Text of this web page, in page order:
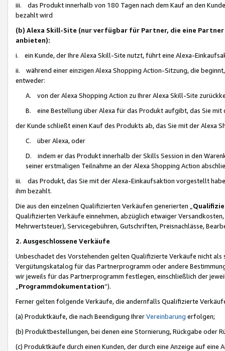
iii. das Produkt innerhalb von 180 Tagen nach dem Kauf an den
bezahlt wird
(b) Alexa Skill-Site (nur verfügbar für Partner, die eine
anbieten):
i. ein Kunde, der Ihre Alexa Skill-Site nutzt, führt eine Alexa-
ii. während einer einzigen Alexa Shopping Action-Sitzung, die
entweder:
A. von der Alexa Shopping Action zu Ihrer Alexa Skill-Site
B. eine Bestellung über Alexa für das Produkt aufgibt, das Sie mit
der Kunde schließt einen Kauf des Produkts ab, das Sie mit der Alexa
C. über Alexa, oder
D. indem er das Produkt innerhalb der Skills Session in den
seiner erstmaligen Teilnahme an der Alexa Shopping Action
iii. das Produkt, das Sie mit der Alexa-Einkaufsaktion vorgestellt
ihm bezahlt.
Die aus den einzelnen Qualifizierten Verkäufen generierten „
Qualifizierten Verkäufe einnehmen, abzüglich etwaiger
Mehrwertsteuer), Servicegebühren, Gutschriften, Preisnachlässe,
2. Ausgeschlossene Verkäufe
Unbeschadet des Vorstehenden gelten Qualifizierte Verkäufe nicht
Vergütungskatalog für das Partnerprogramm oder andere
wir jeweils für das Partnerprogramm festlegen, einschließlich der
Programmdokumentation“).
Ferner gelten folgende Verkäufe, die andernfalls Qualifizierte
(a) Produktkäufe, die nach Beendigung IhrerVereinbarung erfolgen;
(b) Produktbestellungen, bei denen eine Stornierung, Rückgabe oder
(c) Produktkäufe durch einen Kunden, der durch eine Anzeige auf